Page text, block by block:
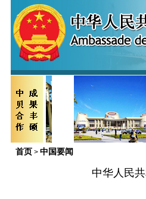
首页 > 中国要闻
中华人民